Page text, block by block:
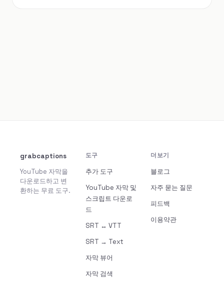
grabcaptions
YouTube 자막을
다운로드하고 변
환하는 무료 도구.
도구
추가 도구
YouTube 자막 및
스크립트 다운로
드
SRT ↔ VTT
SRT → Text
자막 뷰어
자막 검색
더보기
블로그
자주 묻는 질문
피드백
이용약관